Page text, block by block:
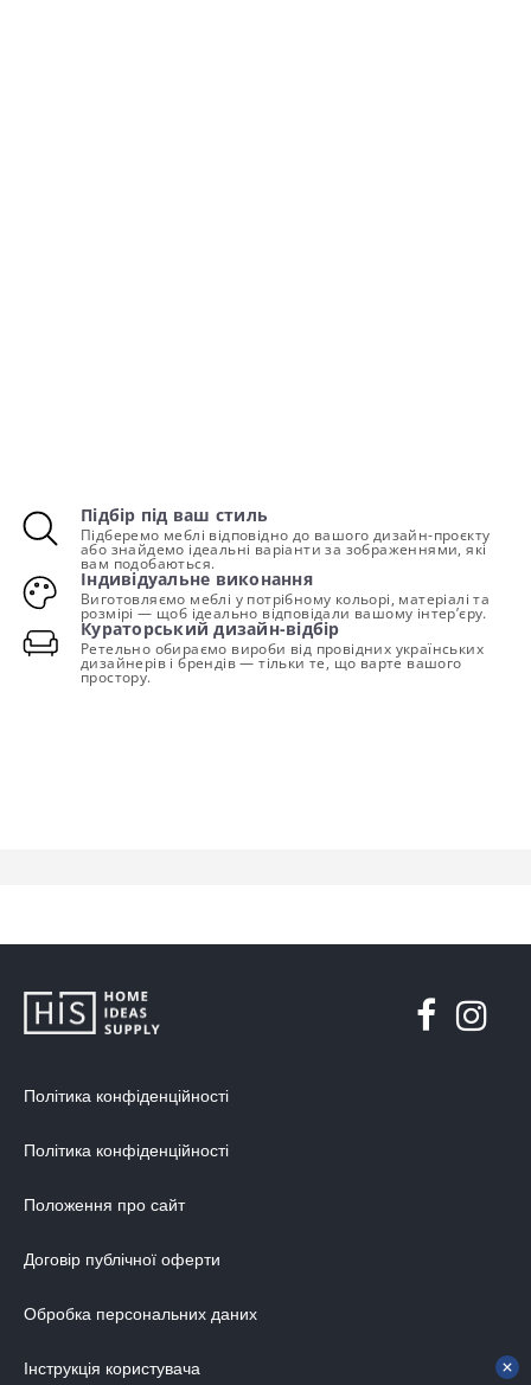
Підбір під ваш стиль
Підберемо меблі відповідно до вашого дизайн-проєкту
або знайдемо ідеальні варіанти за зображеннями, які
вам подобаються.
Індивідуальне виконання
Виготовляємо меблі у потрібному кольорі, матеріалі та
розмірі — щоб ідеально відповідали вашому інтер’єру.
Кураторський дизайн-відбір
Ретельно обираємо вироби від провідних українських
дизайнерів і брендів — тільки те, що варте вашого
простору.
Політика конфіденційності
Політика конфіденційності
Положення про сайт
Договір публічної оферти
Обробка персональних даних
Інструкція користувача